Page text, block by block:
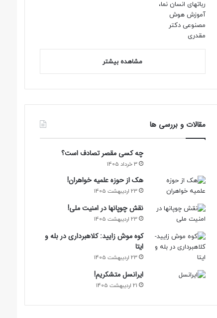
مشاهده بیشتر
مقالات و بررسی ها
چه کسی مقصر تصادف است؟
3 خرداد 1405
هک از حوزه علمیه خواهران!
23 اردیبهشت 1405
نقش چوپانها در امنیت ملی!
23 اردیبهشت 1405
کوه موش زایید: کلاهبرداری در بله و
ایتا
23 اردیبهشت 1405
ایرانسل متشکریم!
21 اردیبهشت 1405